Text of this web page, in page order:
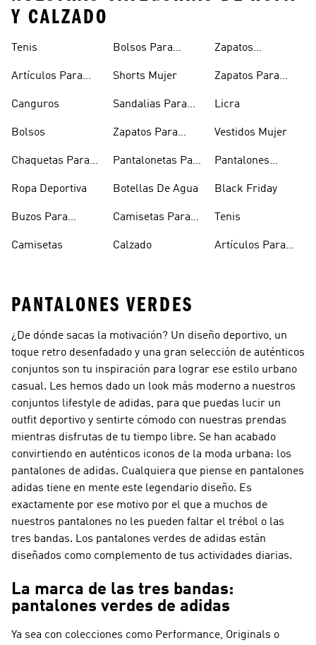
Y CALZADO
Tenis
Artículos Para
Canguros
Bolsos
Chaquetas Para
Ropa Deportiva
Buzos Para
Camisetas
Bolsos Para
Shorts Mujer
Sandalias Para
Zapatos Para
Pantalonetas Para
Botellas De Agua
Camisetas Para
Calzado
Zapatos
Zapatos Para
Licra
Vestidos Mujer
Pantalones
Black Friday
Tenis
Artículos Para
PANTALONES VERDES
¿De dónde sacas la motivación? Un diseño deportivo, un
toque retro desenfadado y una gran selección de auténticos
conjuntos son tu inspiración para lograr ese estilo urbano
casual. Les hemos dado un look más moderno a nuestros
conjuntos lifestyle de adidas, para que puedas lucir un
outfit deportivo y sentirte cómodo con nuestras prendas
mientras disfrutas de tu tiempo libre. Se han acabado
convirtiendo en auténticos iconos de la moda urbana: los
pantalones de adidas. Cualquiera que piense en pantalones
adidas tiene en mente este legendario diseño. Es
exactamente por ese motivo por el que a muchos de
nuestros pantalones no les pueden faltar el trébol o las
tres bandas. Los pantalones verdes de adidas están
diseñados como complemento de tus actividades diarias.
La marca de las tres bandas:
pantalones verdes de adidas
Ya sea con colecciones como Performance, Originals o